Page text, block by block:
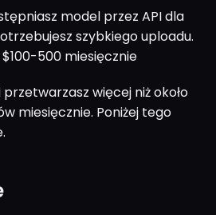
model przez API dla
szybkiego uploadu.
500 miesięcznie
więcej niż około
miesięcznie. Poniżej tego